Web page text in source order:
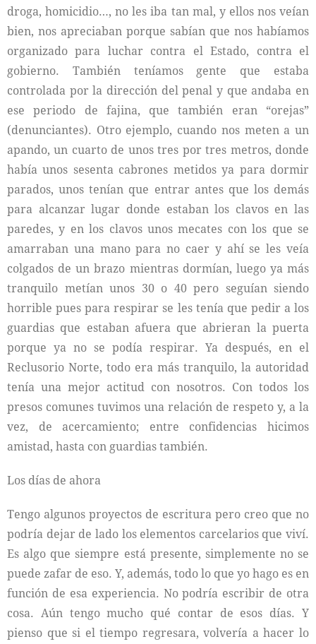
droga, homicidio…, no les iba tan mal, y ellos nos veían
bien, nos apreciaban porque sabían que nos habíamos
organizado para luchar contra el Estado, contra el
gobierno. También teníamos gente que estaba
controlada por la dirección del penal y que andaba en
ese periodo de fajina, que también eran “orejas”
(denunciantes). Otro ejemplo, cuando nos meten a un
apando, un cuarto de unos tres por tres metros, donde
había unos sesenta cabrones metidos ya para dormir
parados, unos tenían que entrar antes que los demás
para alcanzar lugar donde estaban los clavos en las
paredes, y en los clavos unos mecates con los que se
amarraban una mano para no caer y ahí se les veía
colgados de un brazo mientras dormían, luego ya más
tranquilo metían unos 30 o 40 pero seguían siendo
horrible pues para respirar se les tenía que pedir a los
guardias que estaban afuera que abrieran la puerta
porque ya no se podía respirar. Ya después, en el
Reclusorio Norte, todo era más tranquilo, la autoridad
tenía una mejor actitud con nosotros. Con todos los
presos comunes tuvimos una relación de respeto y, a la
vez, de acercamiento; entre confidencias hicimos
amistad, hasta con guardias también.
Los días de ahora
Tengo algunos proyectos de escritura pero creo que no
podría dejar de lado los elementos carcelarios que viví.
Es algo que siempre está presente, simplemente no se
puede zafar de eso. Y, además, todo lo que yo hago es en
función de esa experiencia. No podría escribir de otra
cosa. Aún tengo mucho qué contar de esos días. Y
pienso que si el tiempo regresara, volvería a hacer lo